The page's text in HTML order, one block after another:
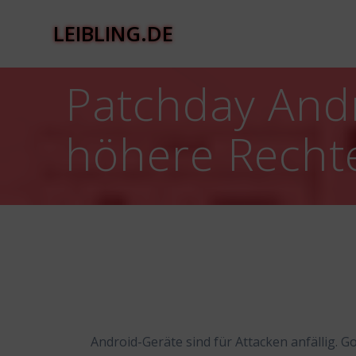
LEIBLING.DE
Patchday
höhere
Android-Geräte sind für Attacken anfällig.